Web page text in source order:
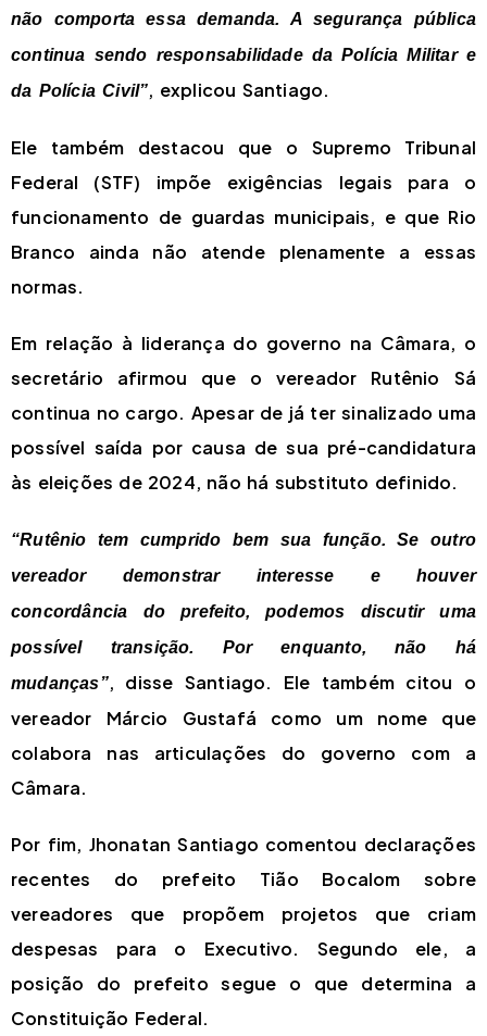
não comporta essa demanda. A segurança pública
continua sendo responsabilidade da Polícia Militar e
da Polícia Civil”, explicou Santiago.
Ele também destacou que o Supremo Tribunal
Federal (STF) impõe exigências legais para o
funcionamento de guardas municipais, e que Rio
Branco ainda não atende plenamente a essas
normas.
Em relação à liderança do governo na Câmara, o
secretário afirmou que o vereador Rutênio Sá
continua no cargo. Apesar de já ter sinalizado uma
possível saída por causa de sua pré-candidatura
às eleições de 2024, não há substituto definido.
“Rutênio tem cumprido bem sua função. Se outro
vereador demonstrar interesse e houver
concordância do prefeito, podemos discutir uma
possível transição. Por enquanto, não há
mudanças”, disse Santiago. Ele também citou o
vereador Márcio Gustafá como um nome que
colabora nas articulações do governo com a
Câmara.
Por fim, Jhonatan Santiago comentou declarações
recentes do prefeito Tião Bocalom sobre
vereadores que propõem projetos que criam
despesas para o Executivo. Segundo ele, a
posição do prefeito segue o que determina a
Constituição Federal.